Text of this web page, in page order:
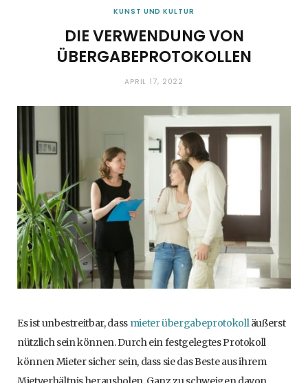
KUNST UND KULTUR
DIE VERWENDUNG VON
ÜBERGABEPROTOKOLLEN
APRIL 17, 2022
Es ist unbestreitbar, dass mieter übergabeprotokolläußerst
nützlich sein können. Durch ein festgelegtes Protokoll
können Mieter sicher sein, dass sie das Beste aus ihrem